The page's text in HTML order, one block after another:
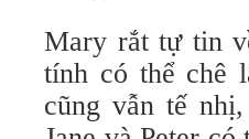
Mary rắt tự tin
tính có thể chê
cũng vẫn tế